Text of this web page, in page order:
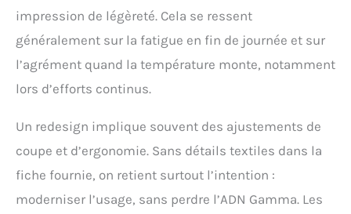
impression de légèreté. Cela se ressent
généralement sur la fatigue en fin de journée et sur
l’agrément quand la température monte, notamment
lors d’efforts continus.
Un redesign implique souvent des ajustements de
coupe et d’ergonomie. Sans détails textiles dans la
fiche fournie, on retient surtout l’intention :
moderniser l’usage, sans perdre l’ADN Gamma. Les